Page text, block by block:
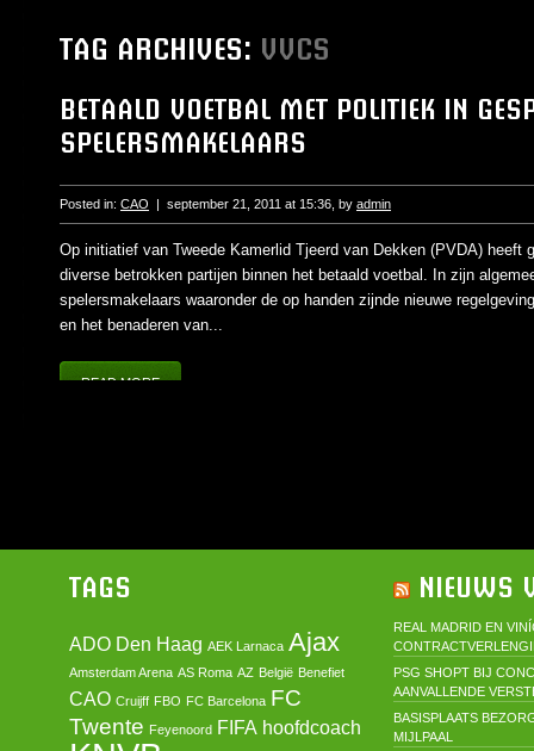
TAG ARCHIVES: VVCS
BETAALD VOETBAL MET POLITIEK IN
SPELERSMAKELAARS
Posted in: CAO | september 21, 2011 at 15:36 , by admin
Op initiatief van Tweede Kamerlid Tjeerd van Dekken (PVDA) heeft
diverse betrokken partijen binnen het betaald voetbal. In zijn
spelersmakelaars waaronder de op handen zijnde nieuwe
en het benaderen van...
READ MORE
TAGS
ADO Den Haag AEK Larnaca Ajax
Amsterdam Arena AS Roma AZ België Benefiet
CAO Cruijff FBO FC Barcelona FC
Twente Feyenoord FIFA hoofdcoach
NIEUWS
REAL MADRID EN
PSG SHOPT BIJ
AANVALLENDE
BASISPLAATS
MIJLPAAL